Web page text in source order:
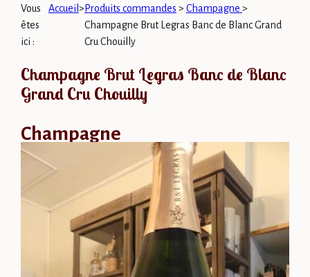
Vous
êtes
ici :
Accueil> Produits commandes >Champagne>
Champagne Brut Legras Banc de Blanc Grand
Cru Chouilly
Champagne Brut Legras Banc de Blanc
Grand Cru Chouilly
Champagne